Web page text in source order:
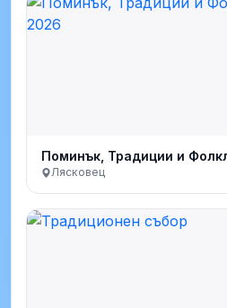
Поминък, Традиции и
Лясковец